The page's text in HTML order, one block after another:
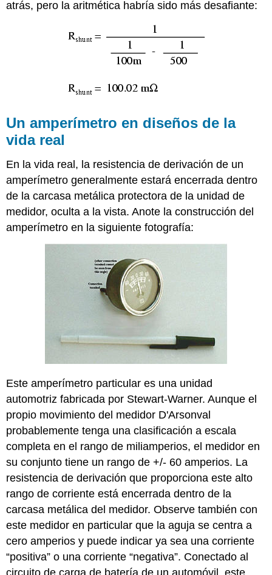
atrás, pero la aritmética habría sido más desafiante:
Un amperímetro en diseños de la
vida real
En la vida real, la resistencia de derivación de un
amperímetro generalmente estará encerrada dentro
de la carcasa metálica protectora de la unidad de
medidor, oculta a la vista. Anote la construcción del
amperímetro en la siguiente fotografía:
Este amperímetro particular es una unidad
automotriz fabricada por Stewart-Warner. Aunque el
propio movimiento del medidor D'Arsonval
probablemente tenga una clasificación a escala
completa en el rango de miliamperios, el medidor en
su conjunto tiene un rango de +/- 60 amperios. La
resistencia de derivación que proporciona este alto
rango de corriente está encerrada dentro de la
carcasa metálica del medidor. Observe también con
este medidor en particular que la aguja se centra a
cero amperios y puede indicar ya sea una corriente
“positiva” o una corriente “negativa”. Conectado al